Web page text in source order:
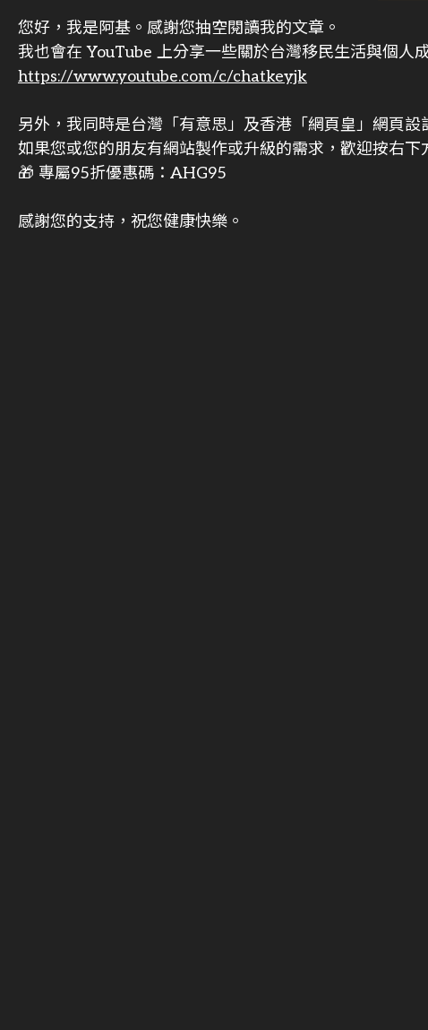
您好，我是阿基。感謝您抽空閱讀我的文章。
我也會在 YouTube 上分享一些關於台灣移民生活與個人
https://www.youtube.com/c/chatkeyjk
另外，我同時是台灣「有意思」及香港「網頁皇」網頁設
如果您或您的朋友有網站製作或升級的需求，歡迎按右下
🎁 專屬95折優惠碼：AHG95
感謝您的支持，祝您健康快樂。